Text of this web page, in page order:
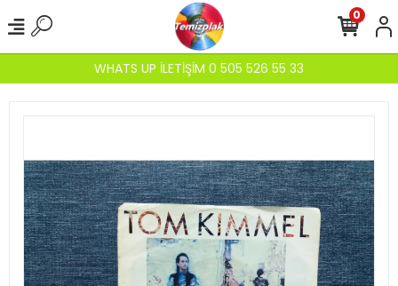
WHATS UP İLETİŞİM 0 505 526 55 33
0